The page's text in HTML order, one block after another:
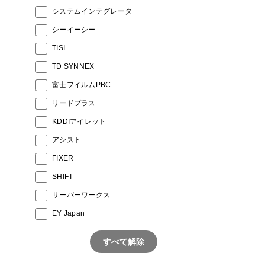
システムインテグレータ
シーイーシー
TISI
TD SYNNEX
富士フイルムPBC
リードプラス
KDDIアイレット
アシスト
FIXER
SHIFT
サーバーワークス
EY Japan
すべて解除